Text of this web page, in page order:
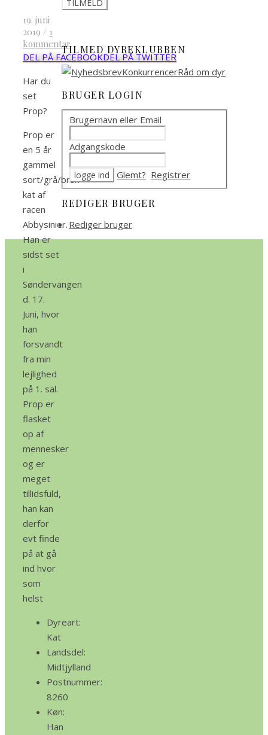
19. juni
2019 / 1
kommentar
DEL PÅ FACEBOOKDEL PÅ TWITTER
Har du
set
Prop?
Prop er
en 5 år
gammel
sort/grå/brun
kat af
racen
Abbysinier.
Han er
sidst set
i
Søndervangen
d. 17.
Juni, hvor
han
forsvandt
fra min
lejlighed
på 1. sal.
Prop er
flasket
op af
mennesker
og er
meget
tillidsfuld,
han kan
derfor
evt finde
på at gå
ind hvor
som
helst
Dyreart:
Kat
Landsdel:
Midtjylland
Postnummer:
8260
Køn:
Han
TILMED DYREKLUBBEN
BRUGER LOGIN
Brugernavn eller Email
Adgangskode
Glemt? Registrer
REDIGER BRUGER
Rediger bruger